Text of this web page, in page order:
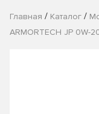
Главная / Каталог /
ARMORTECH JP 0W-